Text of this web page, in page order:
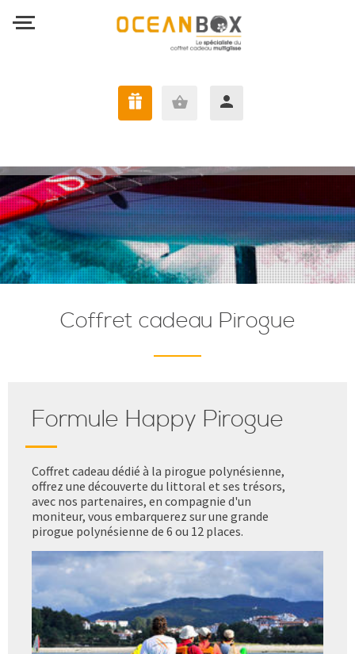
Coffret cadeau Pirogue
Formule Happy Pirogue
Coffret cadeau dédié à la pirogue polynésienne,
offrez une découverte du littoral et ses trésors,
avec nos partenaires, en compagnie d'un
moniteur, vous embarquerez sur une grande
pirogue polynésienne de 6 ou 12 places.